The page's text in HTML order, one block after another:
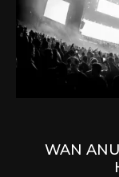
WAN